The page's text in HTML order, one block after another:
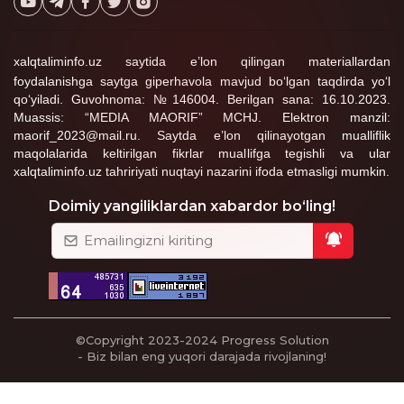
xalqtaliminfo.uz saytida e’lon qilingan materiallardan
foydalanishga saytga giperhavola mavjud bo‘lgan taqdirda yo‘l
qo‘yiladi. Guvohnoma: №146004. Berilgan sana: 16.10.2023.
Muassis: “MEDIA MAORIF” MCHJ. Elektron manzil:
maorif_2023@mail.ru. Saytda e’lon qilinayotgan mualliflik
maqolalarida keltirilgan fikrlar muallifga tegishli va ular
xalqtaliminfo.uz tahririyati nuqtayi nazarini ifoda etmasligi mumkin.
Doimiy yangiliklardan xabardor bo‘ling!
©Copyright 2023-2024 Progress Solution
- Biz bilan eng yuqori darajada rivojlaning!